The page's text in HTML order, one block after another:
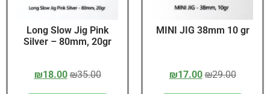
MINI JIG 38mm 10 gr
₪29.00
₪17.00
Long Slow Jig Pink
Silver – 80mm, 20gr
₪35.00
₪18.00